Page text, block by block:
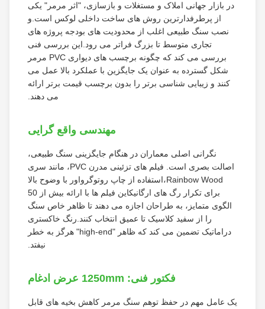
در بازار جهانی املاک و مستغلات و بازسازی، "اثر مرمر" یکی
از پرطرفدارترین روش های ساخت داخلی لوکس است.و
نصب سنگ طبیعی اغلب از محدودیت های بودجه پروژه های
تجاری متوسط تا بزرگ فراتر می رود.این بررسی فنی
بررسی می کند که چگونه برچسب های دیواری PVC مرمر
شکل گسترده به عنوان یک جایگزین با عملکرد بالا عمل می
کنند و زیبایی شناسی برتر را بدون برچسب قیمت برتر ارائه
می دهند.
مهندسی واقع گرایی
نگرانی اصلی معماران در هنگام جایگزینی سنگ طبیعی،
اصالت بصری است. فیلم های تزئینی مدرن PVC، مانند سری
Rainbow Wood،استفاده از چاپ روتوگرواور با وضوح بالا
برای تکرار رگ های ارگانیکاین فیلم ها با ارائه بیش از 50
الگوی متمایز، به طراحان اجازه می دهند تا ظاهر خاص سنگ
را از سفید کلاسیک تا عمیق انتخاب کنند.رنگ خاکستری
دراماتیک تضمین می کند که ظاهر "high-end" هرگز به خطر
فکتور فنی: 1250mm عرض ادغام
یک عامل مهم در حفظ توهم سنگ مرمر کاهش بخیه های قابل